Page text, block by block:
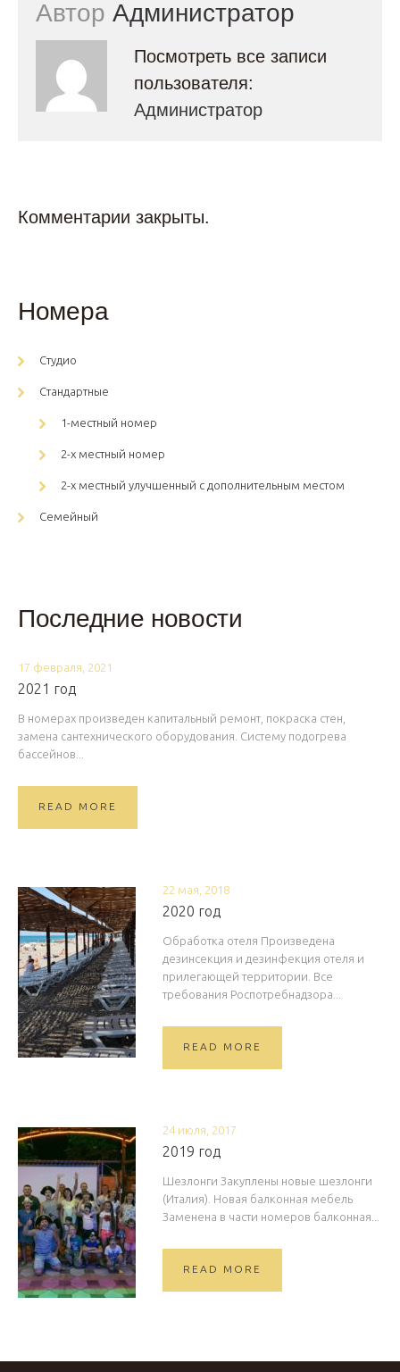
Автор Администратор
Посмотреть все записи
пользователя:
Администратор
Комментарии закрыты.
Номера
Студио
Стандартные
1-местный номер
2-х местный номер
2-х местный улучшенный с дополнительным местом
Семейный
Последние новости
17 февраля, 2021
2021 год
В номерах произведен капитальный ремонт, покраска стен,
замена сантехнического оборудования. Систему подогрева
бассейнов...
READ MORE
22 мая, 2018
2020 год
Обработка отеля Произведена
дезинсекция и дезинфекция отеля и
прилегающей территории. Все
требования Роспотребнадзора...
READ MORE
24 июля, 2017
2019 год
Шезлонги Закуплены новые шезлонги
(Италия). Новая балконная мебель
Заменена в части номеров балконная...
READ MORE